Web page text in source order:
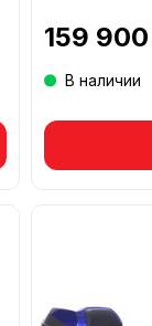
159
В наличии